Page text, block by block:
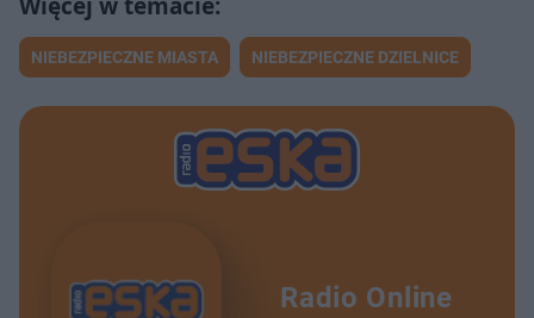
NIEBEZPIECZNE MIASTA NIEBEZPIECZNE DZIELNICE
Radio Online